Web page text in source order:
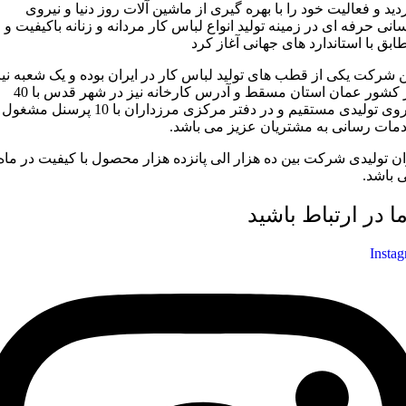
و فعالیت خود را با بهره گیری از ماشین آلات روز دنیا و نیروی
حرفه ای در زمینه تولید انواع لباس کار مردانه و زنانه باکیفیت و
با استاندارد های جهانی آغاز کرد
شرکت یکی از قطب های تولید لباس کار در ایران بوده و یک شعبه
در کشور عمان استان مسقط و آدرس کارخانه نیز در شهر قدس با 40
نیروی تولیدی مستقیم و در دفتر مرکزی مرزداران با 10 پرسنل مشغول
رسانی به مشتریان عزیز می باشد.
تولیدی شرکت بین ده هزار الی پانزده هزار محصول با کیفیت در
باشد.
در ارتباط باشید